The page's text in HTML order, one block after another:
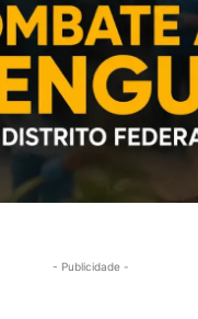
- Publicidade -